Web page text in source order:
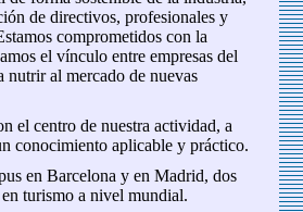
de directivos, profesionales y
comprometidos con la
el vínculo entre empresas del
nutrir al mercado de nuevas
el centro de nuestra actividad, a
conocimiento aplicable y práctico.
en Barcelona y en Madrid, dos
en turismo a nivel mundial.